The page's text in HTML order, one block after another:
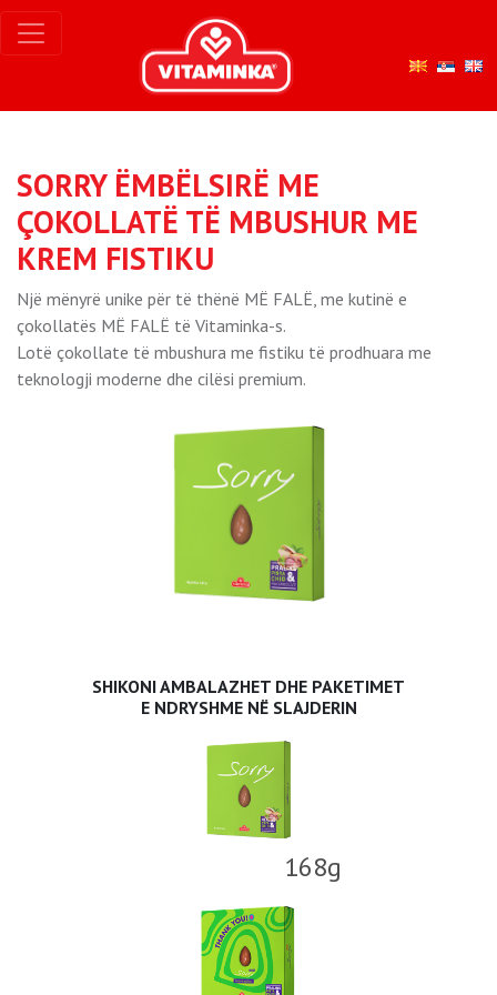
SORRY ËMBËLSIRË ME
ÇOKOLLATË TË MBUSHUR ME
KREM FISTIKU
Një mënyrë unike për të thënë MË FALË, me kutinë e
çokollatës MË FALË të Vitaminka-s.
Lotë çokollate të mbushura me fistiku të prodhuara me
teknologji moderne dhe cilësi premium.
SHIKONI AMBALAZHET DHE PAKETIMET
E NDRYSHME NË SLAJDERIN
168g